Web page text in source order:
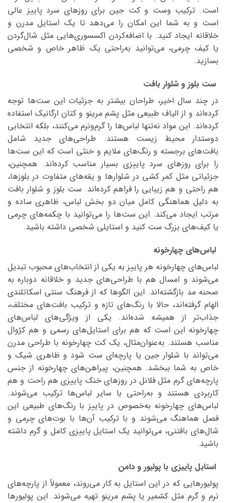
است. ترکیب وست و کت جین برای روزهای سرد پاییز عالی
است و به شما این امکان را می‌دهد تا یک استایل مدرن و
خلاقانه ایجاد کنید. با اضافه‌کردن اکسسوری‌هایی مثل شال‌گردن
یا کیف چرمی، می‌توانید به‌راحتی یک ظاهر خاص و شخصی
بسازید.
ست بلوز و شلوار بافت
در چند سال اخیر، طراحان بیشتر به جزئیات این ست‌ها توجه
کرده‌اند و از الیاف طبیعی مثل پشم مرینو و کتان ارگانیک استفاده
کرده‌اند. این مواد نه‌تنها لباس‌ها را گرم‌ونرم می‌کنند، بلکه انتخابی
دوستدار محیط‌ زیست هستند. طراحی‌های جدید شامل
بافت‌های برجسته و رنگ‌های ملایم و خنثی است که این ست‌ها
را برای روزهای سرد پاییزی بسیار مناسب کرده‌اند. همچنین،
جزئیاتی مثل کمر کشی در شلوارها و یقه‌های متفاوت در بلوزها،
هم راحتی و هم زیبایی را فراهم کرده‌اند. ست بلوز و شلوار بافت
به دلیل هماهنگی کامل میان دو بخش لباس، ظاهری ساده و
مرتب ایجاد می‌کند. این ست‌ها را می‌توانید با چکمه‌های چرمی
یا کیف‌های بزرگ ست کنید و استایلی شخصی داشته باشید.
لباس‌های چهارخونه
لباس‌های چهارخونه هر پاییز به یکی از انتخاب‌های محبوب تبدیل
می‌شوند و امسال هم با طراحی‌های جدید و خلاقانه دوباره به
صحنه مد بازگشته‌اند. این الگوها که از فرهنگ سنتی اسکاتلندی
الهام گرفته‌اند، حالا با رنگ‌های تازه و ترکیب بافت‌های مختلف،
جذاب‌تر از همیشه شده‌اند. یکی از ویژگی‌های لباس‌های
چهارخونه این است که هم برای استایل‌های رسمی و هم کژوال
مناسب هستند. به‌عنوان‌مثال، یک کت چهارخونه با طراحی مدرن
می‌تواند با شلوار جین یا پارچه‌ای ست شود و ظاهری شیک و
خاص به شما ببخشد. همچنین، پیراهن‌های چهارخونه از جنس
پارچه‌های گرم مثل فلانل در روزهای خنک پاییزی هم راحت و هم
کاربردی هستند و به‌راحتی با سایر لباس‌ها ترکیب می‌شوند.
لباس‌های چهارخونه به‌خصوص در پاییز با رنگ‌های طبیعی این
فصل هماهنگ می‌شوند و با ترکیب آن‌ها با بوت‌های چرمی و
شال‌های بافتنی، می‌توانید یک استایل پاییزی کامل و گرم داشته
باشید.
استایل پاییزی با پولیور و دامن
پولیورهایی که در این استایل به کار می‌روند، معمولاً از پارچه‌های
نرم و گرم مثل کشمیر یا پشم مرینو تهیه می‌شوند. این پولیورها